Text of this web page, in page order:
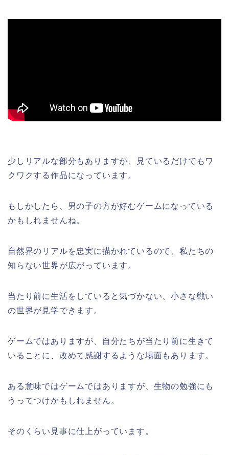
少しリアルな部分もありますが、見ているだけでもワ
クワクする作品になっています。
もしかしたら、男の子の方が好むゲームになっている
かもしれませんね。
自然界のリアルを忠実に描かれているので、私たちの
知らない世界が広がっています。
当たり前に生活をしていると気づかない、小さな戦い
の世界が見学できます。
ゲームではありますが、自分たちが当たり前に生きて
いることに、改めて感謝するような場面もあります。
ある意味ではゲームではありますが、生物の勉強にも
うってつけかもしれません。
そのくらい見事に仕上がっています。